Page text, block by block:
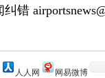
错
人人网 网易微博